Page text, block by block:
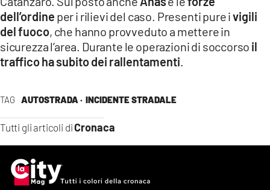
CATANZAROCHANNEL.IT
LACAPITALENEWS.IT
ANDROID
APPLE
TAG AUTOSTRADA · INCIDENTE STRADALE
Tutti gli articoli diCronaca
dell’ordine per i rilievi del caso. Presenti pure ivigili
del fuoco, che hanno provveduto a mettere in
sicurezza l’area. Durante le operazioni di soccorso il
traffico ha subito dei rallentamenti